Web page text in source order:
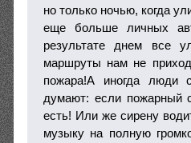
но только ночью, когда
еще больше личных
результате днем все
маршруты нам не
пожара!А иногда люди
думают: если пожарный
есть! Или же сирену
музыку на полную